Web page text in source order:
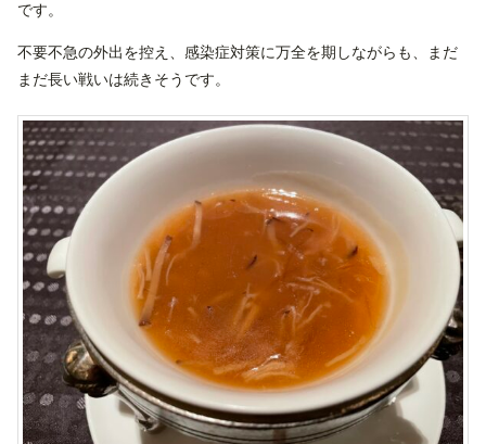
です。
不要不急の外出を控え、感染症対策に万全を期しながらも、まだ
まだ長い戦いは続きそうです。